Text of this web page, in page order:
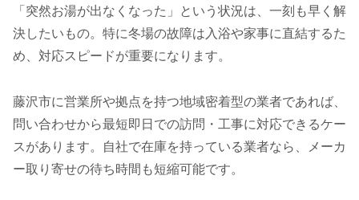
「突然お湯が出なくなった」という状況は、一刻も早く解
決したいもの。特に冬場の故障は入浴や家事に直結するた
め、対応スピードが重要になります。
藤沢市に営業所や拠点を持つ地域密着型の業者であれば、
問い合わせから最短即日での訪問・工事に対応できるケー
スがあります。自社で在庫を持っている業者なら、メーカ
ー取り寄せの待ち時間も短縮可能です。